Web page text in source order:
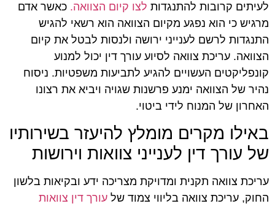
לעיתים קרובות להתנגדות לצו קיום הצוואה. כאשר אדם
מרגיש כי הוא נפגע מקיום הצוואה הוא רשאי להגיש
התנגדות לרשם לענייני ירושה ולנסות לבטל את קיום
הצוואה. עריכת צוואה לסיוע עורך דין יכול למנוע
קונפליקטים העשויים להגיע לתביעות משפטיות. ניסוח
נהיר של הצוואה ימנע פרשנות שגויה ויביא את רצונו
האחרון של המנוח לידי ביטוי.
באילו מקרים מומלץ להיעזר בשירותיו
של עורך דין לענייני צוואות וירושות
עריכת צוואה תקנית ומדויקת מצריכה ידע ובקיאות בלשון
החוק, עריכת צוואה בליווי צמוד של עורך דין צוואות